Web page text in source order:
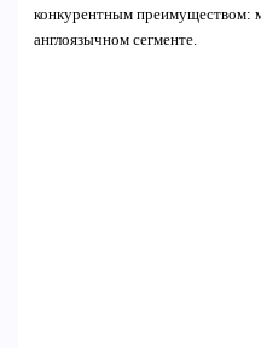
конкурентным преимуществом:
англоязычном сегменте.